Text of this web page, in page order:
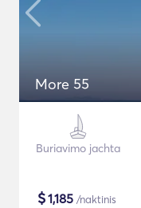
More 55
Buriavimo jachta
$1,185 /naktinis